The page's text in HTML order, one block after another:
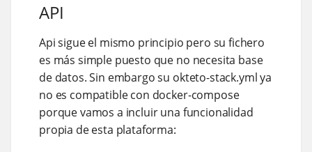
API
Api sigue el mismo principio pero su fichero
es más simple puesto que no necesita base
de datos. Sin embargo su okteto-stack.yml ya
no es compatible con docker-compose
porque vamos a incluir una funcionalidad
propia de esta plataforma: